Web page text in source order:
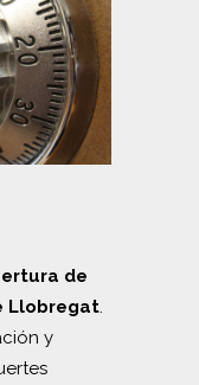
de
Llobregat.
y